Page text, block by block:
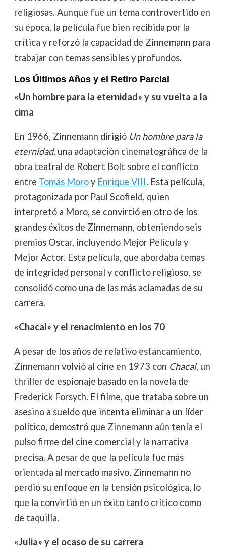
religiosas. Aunque fue un tema controvertido en
su época, la película fue bien recibida por la
crítica y reforzó la capacidad de Zinnemann para
trabajar con temas sensibles y profundos.
Los Últimos Años y el Retiro Parcial
«Un hombre para la eternidad» y su vuelta a la
cima
En 1966, Zinnemann dirigió Un hombre para la
eternidad, una adaptación cinematográfica de la
obra teatral de Robert Bolt sobre el conflicto
entre Tomás Moroy Enrique VIII. Esta película,
protagonizada por Paul Scofield, quien
interpretó a Moro, se convirtió en otro de los
grandes éxitos de Zinnemann, obteniendo seis
premios Oscar, incluyendo Mejor Película y
Mejor Actor. Esta película, que abordaba temas
de integridad personal y conflicto religioso, se
consolidó como una de las más aclamadas de su
carrera.
«Chacal» y el renacimiento en los 70
A pesar de los años de relativo estancamiento,
Zinnemann volvió al cine en 1973 con Chacal, un
thriller de espionaje basado en la novela de
Frederick Forsyth. El filme, que trataba sobre un
asesino a sueldo que intenta eliminar a un líder
político, demostró que Zinnemann aún tenía el
pulso firme del cine comercial y la narrativa
precisa. A pesar de que la película fue más
orientada al mercado masivo, Zinnemann no
perdió su enfoque en la tensión psicológica, lo
que la convirtió en un éxito tanto crítico como
de taquilla.
«Julia» y el ocaso de su carrera